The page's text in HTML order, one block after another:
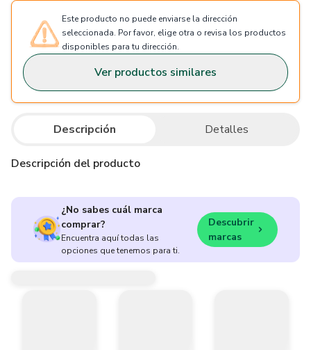
Este producto no puede enviarse la dirección
seleccionada. Por favor, elige otra o revisa los productos
disponibles para tu dirección.
Ver productos similares
Descripción Detalles
Descripción del producto
¿No sabes cuál marca
comprar?
Encuentra aquí todas las
opciones que tenemos para ti.
Descubrir
marcas